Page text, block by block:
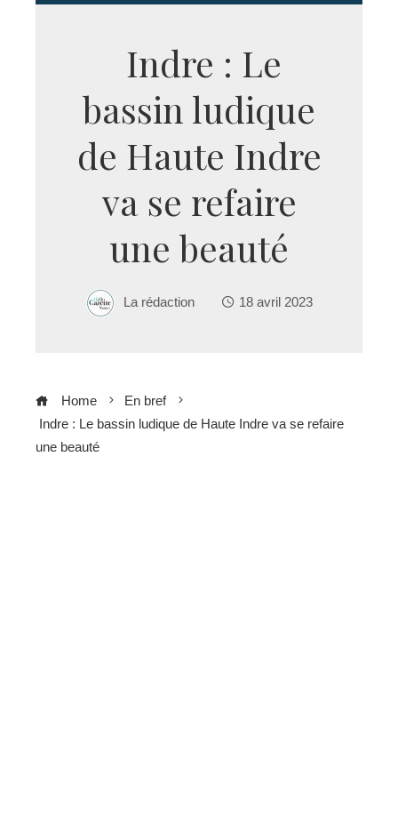
Indre : Le
bassin ludique
de Haute Indre
va se refaire
une beauté
La rédaction 18 avril 2023
Home
En bref
Indre : Le bassin ludique de Haute Indre va se refaire
une beauté